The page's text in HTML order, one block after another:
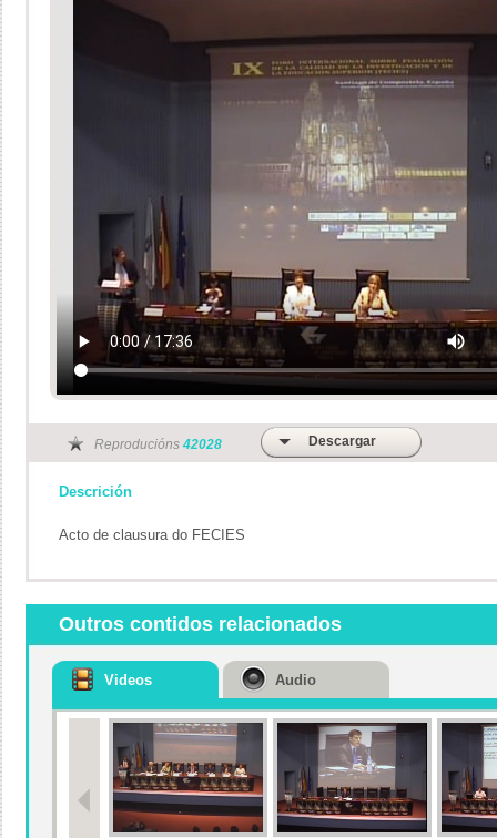
Reproducións 42028 Descargar
Descrición
Acto de clausura do FECIES
Outros contidos relacionados
Videos Audio